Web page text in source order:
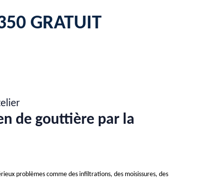
GRATUIT
de gouttière par la
problèmes comme des infiltrations, des moisissures, des